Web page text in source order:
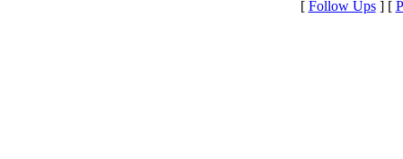
[ Follow Ups] [